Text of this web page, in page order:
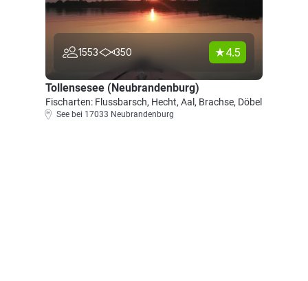
1553 350 4.5
Tollensesee (Neubrandenburg)
Fischarten: Flussbarsch, Hecht, Aal, Brachse, Döbel
See bei 17033 Neubrandenburg